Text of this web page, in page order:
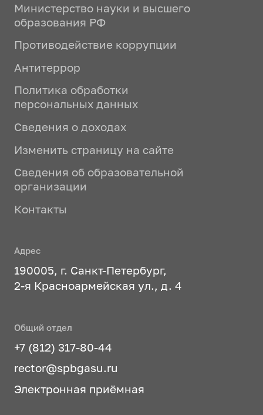
Министерство науки и высшего
образования РФ
Противодействие коррупции
Антитеррор
Политика обработки
персональных данных
Сведения о доходах
Изменить страницу на сайте
Сведения об образовательной
организации
Контакты
Адрес
190005, г. Санкт-Петербург,
2-я Красноармейская ул., д. 4
Общий отдел
+7 (812) 317-80-44
rector@spbgasu.ru
Электронная приёмная